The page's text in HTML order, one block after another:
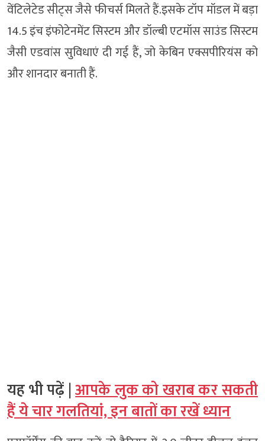
वेंटिलेटेड सीट्स जैसे फीचर्स मिलते हैं.इसके टॉप मॉडल में बड़ा
14.5 इंच इंफोटेनमेंट सिस्टम और डॉल्बी एटमॉस साउंड सिस्टम
जैसी एडवांस सुविधाएं दी गई हैं, जो केबिन एक्सपीरियंस को
और शानदार बनाती हैं.
यह भी पढ़ें |आपके लुक को खराब कर सकती
हैं ये चार गलतियां, इन बातों का रखें ध्यान